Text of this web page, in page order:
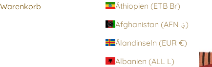
Äthiopien (ETB Br)
Afghanistan (AFN ؋)
Ålandinseln (EUR €)
Albanien (ALL L)
Warenkorb